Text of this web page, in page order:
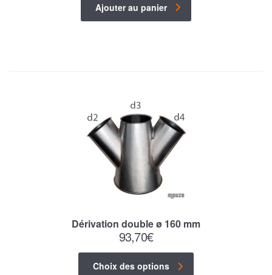
Ajouter au panier
Dérivation double ø 160 mm
93,70€
Choix des options